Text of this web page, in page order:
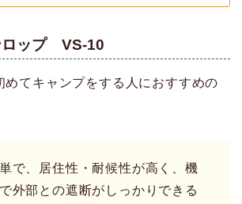
ロップ VS-10
めてキャンプをする人におすすめの
で、居住性・耐候性が高く、機
外部との遮断がしっかりできる